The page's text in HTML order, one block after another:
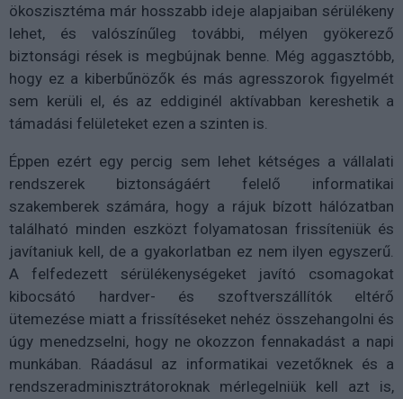
ökoszisztéma már hosszabb ideje alapjaiban sérülékeny
lehet, és valószínűleg további, mélyen gyökerező
biztonsági rések is megbújnak benne. Még aggasztóbb,
hogy ez a kiberbűnözők és más agresszorok figyelmét
sem kerüli el, és az eddiginél aktívabban kereshetik a
támadási felületeket ezen a szinten is.
Éppen ezért egy percig sem lehet kétséges a vállalati
rendszerek biztonságáért felelő informatikai
szakemberek számára, hogy a rájuk bízott hálózatban
található minden eszközt folyamatosan frissíteniük és
javítaniuk kell, de a gyakorlatban ez nem ilyen egyszerű.
A felfedezett sérülékenységeket javító csomagokat
kibocsátó hardver- és szoftverszállítók eltérő
ütemezése miatt a frissítéseket nehéz összehangolni és
úgy menedzselni, hogy ne okozzon fennakadást a napi
munkában. Ráadásul az informatikai vezetőknek és a
rendszeradminisztrátoroknak mérlegelniük kell azt is,